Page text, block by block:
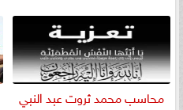
​محاسب محمد ثروت عبد النبي